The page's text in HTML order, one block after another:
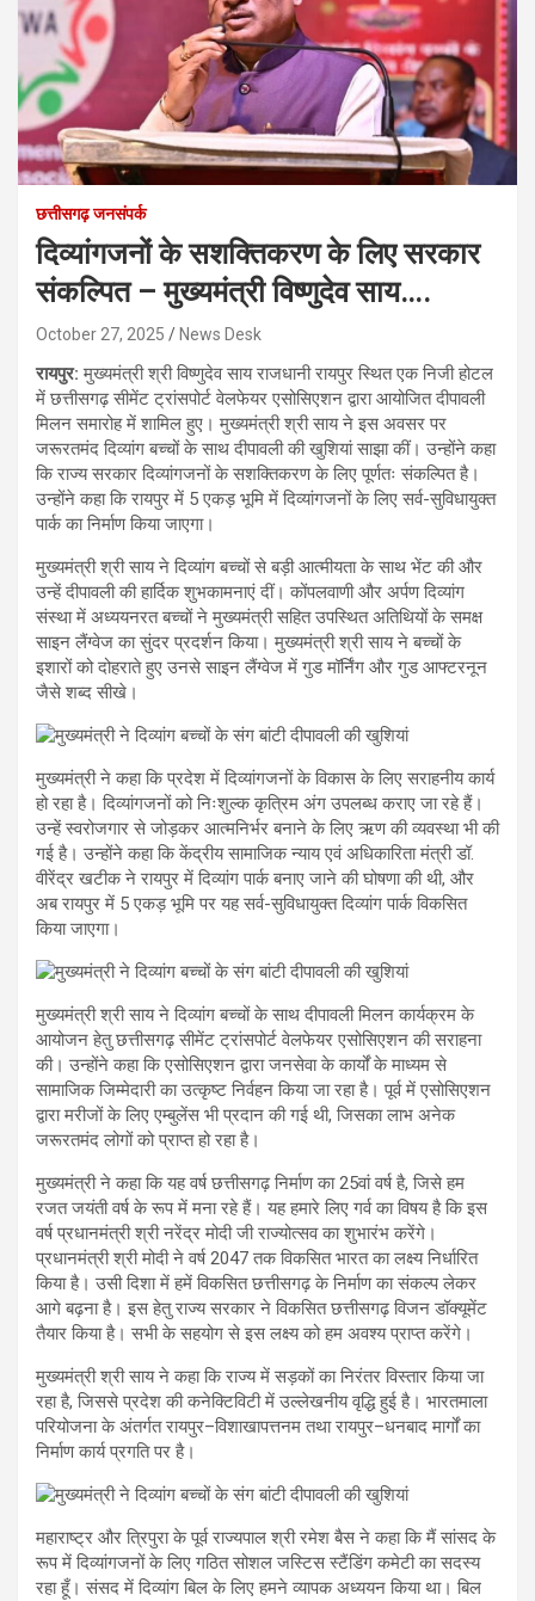
छत्तीसगढ़ जनसंपर्क
दिव्यांगजनों के सशक्तिकरण के लिए सरकार
संकल्पित – मुख्यमंत्री विष्णुदेव साय….
October 27, 2025 News Desk
रायपुर: मुख्यमंत्री श्री विष्णुदेव साय राजधानी रायपुर स्थित एक निजी होटल
में छत्तीसगढ़ सीमेंट ट्रांसपोर्ट वेलफेयर एसोसिएशन द्वारा आयोजित दीपावली
मिलन समारोह में शामिल हुए। मुख्यमंत्री श्री साय ने इस अवसर पर
जरूरतमंद दिव्यांग बच्चों के साथ दीपावली की खुशियां साझा कीं। उन्होंने कहा
कि राज्य सरकार दिव्यांगजनों के सशक्तिकरण के लिए पूर्णतः संकल्पित है।
उन्होंने कहा कि रायपुर में 5 एकड़ भूमि में दिव्यांगजनों के लिए सर्व-सुविधायुक्त
पार्क का निर्माण किया जाएगा।
मुख्यमंत्री श्री साय ने दिव्यांग बच्चों से बड़ी आत्मीयता के साथ भेंट की और
उन्हें दीपावली की हार्दिक शुभकामनाएं दीं। कोंपलवाणी और अर्पण दिव्यांग
संस्था में अध्ययनरत बच्चों ने मुख्यमंत्री सहित उपस्थित अतिथियों के समक्ष
साइन लैंग्वेज का सुंदर प्रदर्शन किया। मुख्यमंत्री श्री साय ने बच्चों के
इशारों को दोहराते हुए उनसे साइन लैंग्वेज में गुड मॉर्निंग और गुड आफ्टरनून
जैसे शब्द सीखे।
मुख्यमंत्री ने कहा कि प्रदेश में दिव्यांगजनों के विकास के लिए सराहनीय कार्य
हो रहा है। दिव्यांगजनों को निःशुल्क कृत्रिम अंग उपलब्ध कराए जा रहे हैं।
उन्हें स्वरोजगार से जोड़कर आत्मनिर्भर बनाने के लिए ऋण की व्यवस्था भी की
गई है। उन्होंने कहा कि केंद्रीय सामाजिक न्याय एवं अधिकारिता मंत्री डॉ.
वीरेंद्र खटीक ने रायपुर में दिव्यांग पार्क बनाए जाने की घोषणा की थी, और
अब रायपुर में 5 एकड़ भूमि पर यह सर्व-सुविधायुक्त दिव्यांग पार्क विकसित
किया जाएगा।
मुख्यमंत्री श्री साय ने दिव्यांग बच्चों के साथ दीपावली मिलन कार्यक्रम के
आयोजन हेतु छत्तीसगढ़ सीमेंट ट्रांसपोर्ट वेलफेयर एसोसिएशन की सराहना
की। उन्होंने कहा कि एसोसिएशन द्वारा जनसेवा के कार्यों के माध्यम से
सामाजिक जिम्मेदारी का उत्कृष्ट निर्वहन किया जा रहा है। पूर्व में एसोसिएशन
द्वारा मरीजों के लिए एम्बुलेंस भी प्रदान की गई थी, जिसका लाभ अनेक
जरूरतमंद लोगों को प्राप्त हो रहा है।
मुख्यमंत्री ने कहा कि यह वर्ष छत्तीसगढ़ निर्माण का 25वां वर्ष है, जिसे हम
रजत जयंती वर्ष के रूप में मना रहे हैं। यह हमारे लिए गर्व का विषय है कि इस
वर्ष प्रधानमंत्री श्री नरेंद्र मोदी जी राज्योत्सव का शुभारंभ करेंगे।
प्रधानमंत्री श्री मोदी ने वर्ष 2047 तक विकसित भारत का लक्ष्य निर्धारित
किया है। उसी दिशा में हमें विकसित छत्तीसगढ़ के निर्माण का संकल्प लेकर
आगे बढ़ना है। इस हेतु राज्य सरकार ने विकसित छत्तीसगढ़ विजन डॉक्यूमेंट
तैयार किया है। सभी के सहयोग से इस लक्ष्य को हम अवश्य प्राप्त करेंगे।
मुख्यमंत्री श्री साय ने कहा कि राज्य में सड़कों का निरंतर विस्तार किया जा
रहा है, जिससे प्रदेश की कनेक्टिविटी में उल्लेखनीय वृद्धि हुई है। भारतमाला
परियोजना के अंतर्गत रायपुर–विशाखापत्तनम तथा रायपुर–धनबाद मार्गों का
निर्माण कार्य प्रगति पर है।
महाराष्ट्र और त्रिपुरा के पूर्व राज्यपाल श्री रमेश बैस ने कहा कि मैं सांसद के
रूप में दिव्यांगजनों के लिए गठित सोशल जस्टिस स्टैंडिंग कमेटी का सदस्य
रहा हूँ। संसद में दिव्यांग बिल के लिए हमने व्यापक अध्ययन किया था। बिल